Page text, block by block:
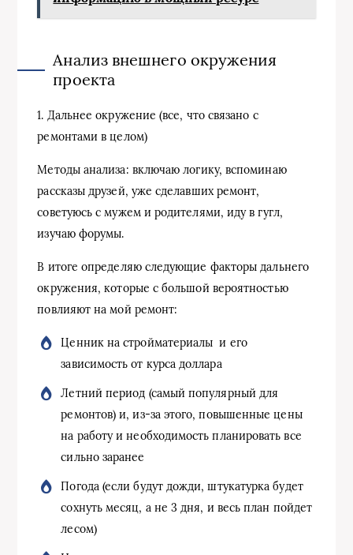
Анализ внешнего окружения
проекта
1. Дальнее окружение (все, что связано с
ремонтами в целом)
Методы анализа: включаю логику, вспоминаю
рассказы друзей, уже сделавших ремонт,
советуюсь с мужем и родителями, иду в гугл,
изучаю форумы.
В итоге определяю следующие факторы дальнего
окружения, которые с большой вероятностью
повлияют на мой ремонт:
Ценник на стройматериалы и его
зависимость от курса доллара
Летний период (самый популярный для
ремонтов) и, из-за этого, повышенные цены
на работу и необходимость планировать все
сильно заранее
Погода (если будут дожди, штукатурка будет
сохнуть месяц, а не 3 дня, и весь план пойдет
лесом)